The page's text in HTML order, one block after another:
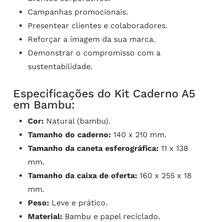
Campanhas promocionais.
Presentear clientes e colaboradores.
Reforçar a imagem da sua marca.
Demonstrar o compromisso com a
sustentabilidade.
Especificações do Kit Caderno A5
em Bambu:
Cor: Natural (bambu).
Tamanho do caderno: 140 x 210 mm.
Tamanho da caneta esferográfica: 11 x 138
mm.
Tamanho da caixa de oferta: 160 x 255 x 18
mm.
Peso: Leve e prático.
Material: Bambu e papel reciclado.